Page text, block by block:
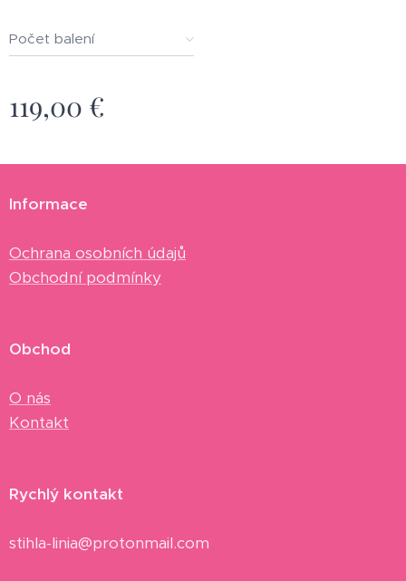
Počet balení
119,00 €
Informace
Ochrana osobních údajů
Obchodní podmínky
Obchod
O nás
Kontakt
Rychlý kontakt
stihla-linia@protonmail.com